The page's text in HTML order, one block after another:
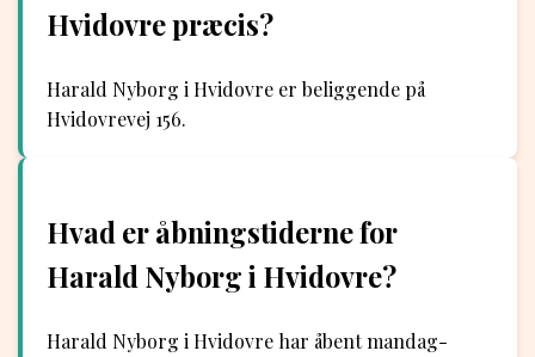
Hvidovre præcis?
Harald Nyborg i Hvidovre er beliggende på
Hvidovrevej 156.
Hvad er åbningstiderne for
Harald Nyborg i Hvidovre?
Harald Nyborg i Hvidovre har åbent mandag-